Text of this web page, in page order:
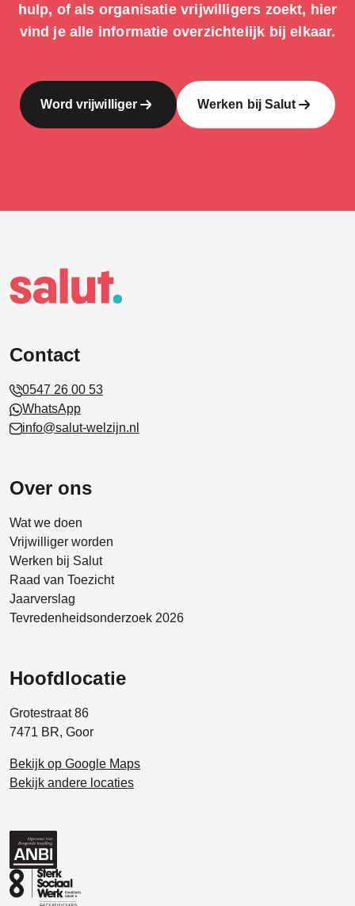
hulp, of als organisatie vrijwilligers zoekt, hier
vind je alle informatie overzichtelijk bij elkaar.
Word vrijwilliger Werken bij Salut
Contact
0547 26 00 53
WhatsApp
info@salut-welzijn.nl
Over ons
Wat we doen
Vrijwilliger worden
Werken bij Salut
Raad van Toezicht
Jaarverslag
Tevredenheidsonderzoek 2026
Hoofdlocatie
Grotestraat 86
7471 BR, Goor
Bekijk op Google Maps
Bekijk andere locaties